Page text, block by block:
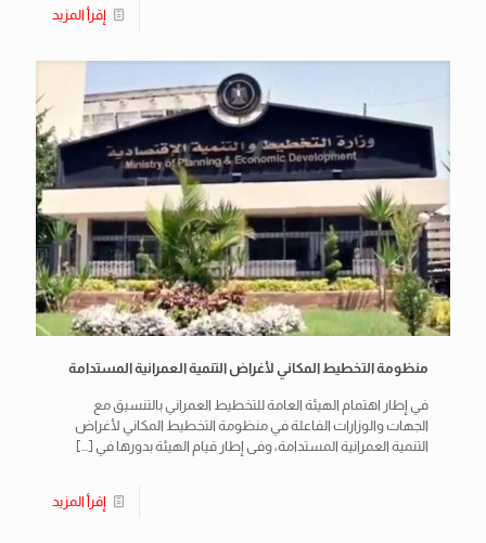
إقرأ المزيد
منظومة التخطيط المكاني لأغراض التنمية العمرانية المستدامة
في إطار اهتمام الهيئة العامة للتخطيط العمراني بالتنسيق مع
الجهات والوزارات الفاعلة في منظومة التخطيط المكاني لأغراض
التنمية العمرانية المستدامة، وفى إطار قيام الهيئة بدورها في […]
إقرأ المزيد